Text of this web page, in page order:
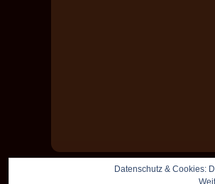
Datenschutz & Cookies: